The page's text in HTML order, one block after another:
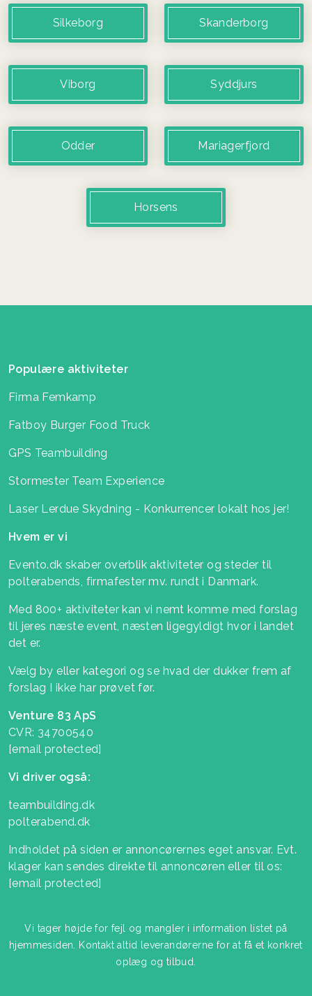
Silkeborg Skanderborg
Viborg Syddjurs
Odder Mariagerfjord
Horsens
Populære aktiviteter
Firma Femkamp
Fatboy Burger Food Truck
GPS Teambuilding
Stormester Team Experience
Laser Lerdue Skydning - Konkurrencer lokalt hos jer!
Hvem er vi
Evento.dk skaber overblik aktiviteter og steder til
polterabends, firmafester mv. rundt i Danmark.
Med 800+ aktiviteter kan vi nemt komme med forslag
til jeres næste event, næsten ligegyldigt hvor i landet
det er.
Vælg by eller kategori og se hvad der dukker frem af
forslag I ikke har prøvet før.
Venture 83 ApS
CVR: 34700540
[email protected]
Vi driver også:
teambuilding.dk
polterabend.dk
Indholdet på siden er annoncørernes eget ansvar. Evt.
klager kan sendes direkte til annoncøren eller til os:
[email protected]
Vi tager højde for fejl og mangler i information listet på
hjemmesiden. Kontakt altid leverandørerne for at få et konkret
oplæg og tilbud.